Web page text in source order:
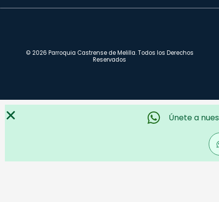
© 2026 Parroquia Castrense de Melilla. Todos los Derechos
Reservados
Únete a